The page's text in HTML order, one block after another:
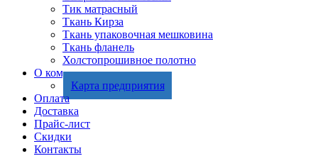
Тик матрасный
Ткань Кирза
Ткань упаковочная мешковина
Ткань фланель
Холстопрошивное полотно
О компании
Карта предприятия
Оплата
Доставка
Прайс-лист
Скидки
Контакты